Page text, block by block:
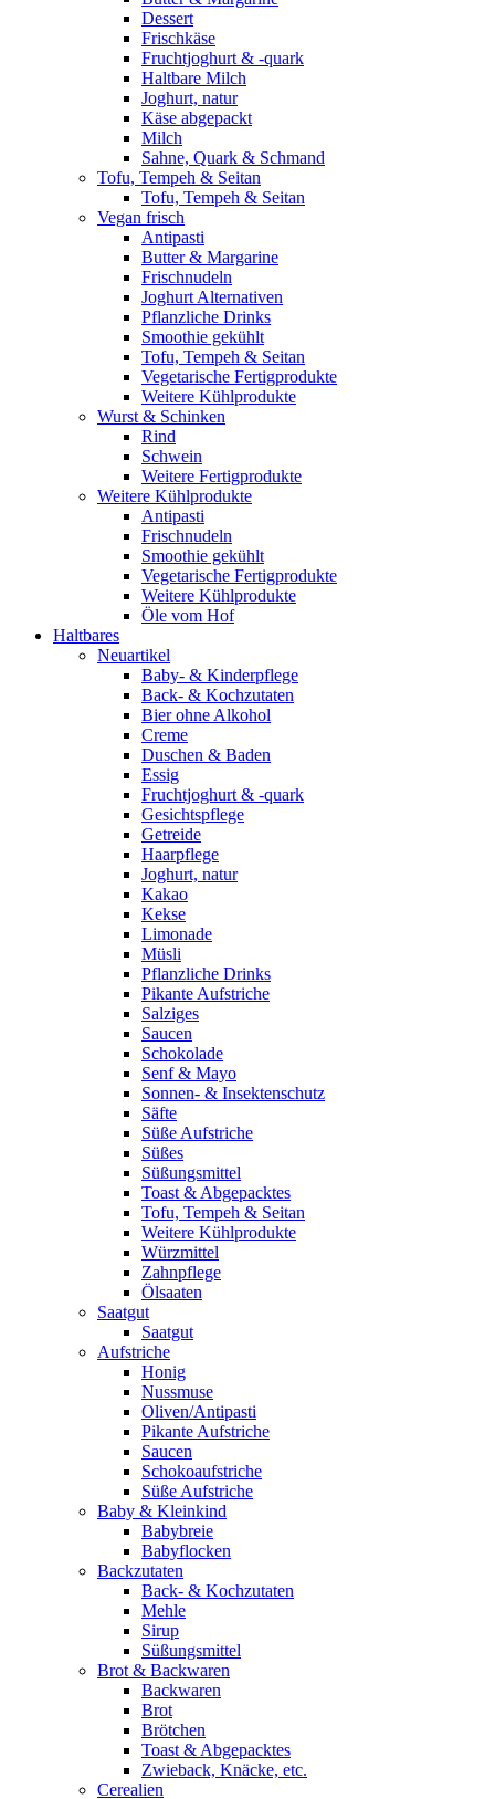
Dessert
Frischkäse
Fruchtjoghurt & -quark
Haltbare Milch
Joghurt, natur
Käse abgepackt
Milch
Sahne, Quark & Schmand
Tofu, Tempeh & Seitan
Tofu, Tempeh & Seitan
Vegan frisch
Antipasti
Butter & Margarine
Frischnudeln
Joghurt Alternativen
Pflanzliche Drinks
Smoothie gekühlt
Tofu, Tempeh & Seitan
Vegetarische Fertigprodukte
Weitere Kühlprodukte
Wurst & Schinken
Rind
Schwein
Weitere Fertigprodukte
Weitere Kühlprodukte
Antipasti
Frischnudeln
Smoothie gekühlt
Vegetarische Fertigprodukte
Weitere Kühlprodukte
Öle vom Hof
Haltbares
Neuartikel
Baby- & Kinderpflege
Back- & Kochzutaten
Bier ohne Alkohol
Creme
Duschen & Baden
Essig
Fruchtjoghurt & -quark
Gesichtspflege
Getreide
Haarpflege
Joghurt, natur
Kakao
Kekse
Limonade
Müsli
Pflanzliche Drinks
Pikante Aufstriche
Salziges
Saucen
Schokolade
Senf & Mayo
Sonnen- & Insektenschutz
Säfte
Süße Aufstriche
Süßes
Süßungsmittel
Toast & Abgepacktes
Tofu, Tempeh & Seitan
Weitere Kühlprodukte
Würzmittel
Zahnpflege
Ölsaaten
Saatgut
Saatgut
Aufstriche
Honig
Nussmuse
Oliven/Antipasti
Pikante Aufstriche
Saucen
Schokoaufstriche
Süße Aufstriche
Baby & Kleinkind
Babybreie
Babyflocken
Backzutaten
Back- & Kochzutaten
Mehle
Sirup
Süßungsmittel
Brot & Backwaren
Backwaren
Brot
Brötchen
Toast & Abgepacktes
Zwieback, Knäcke, etc.
Cerealien